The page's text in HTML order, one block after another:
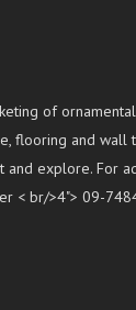
of
flooring and wall
and explore. For
< br/>4"> 09-